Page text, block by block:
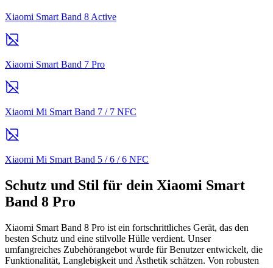
Xiaomi Smart Band 8 Active
Xiaomi Smart Band 7 Pro
Xiaomi Mi Smart Band 7 / 7 NFC
Xiaomi Mi Smart Band 5 / 6 / 6 NFC
Schutz und Stil für dein Xiaomi Smart
Band 8 Pro
Xiaomi Smart Band 8 Pro ist ein fortschrittliches Gerät, das den
besten Schutz und eine stilvolle Hülle verdient. Unser
umfangreiches Zubehörangebot wurde für Benutzer entwickelt, die
Funktionalität, Langlebigkeit und Ästhetik schätzen. Von robusten